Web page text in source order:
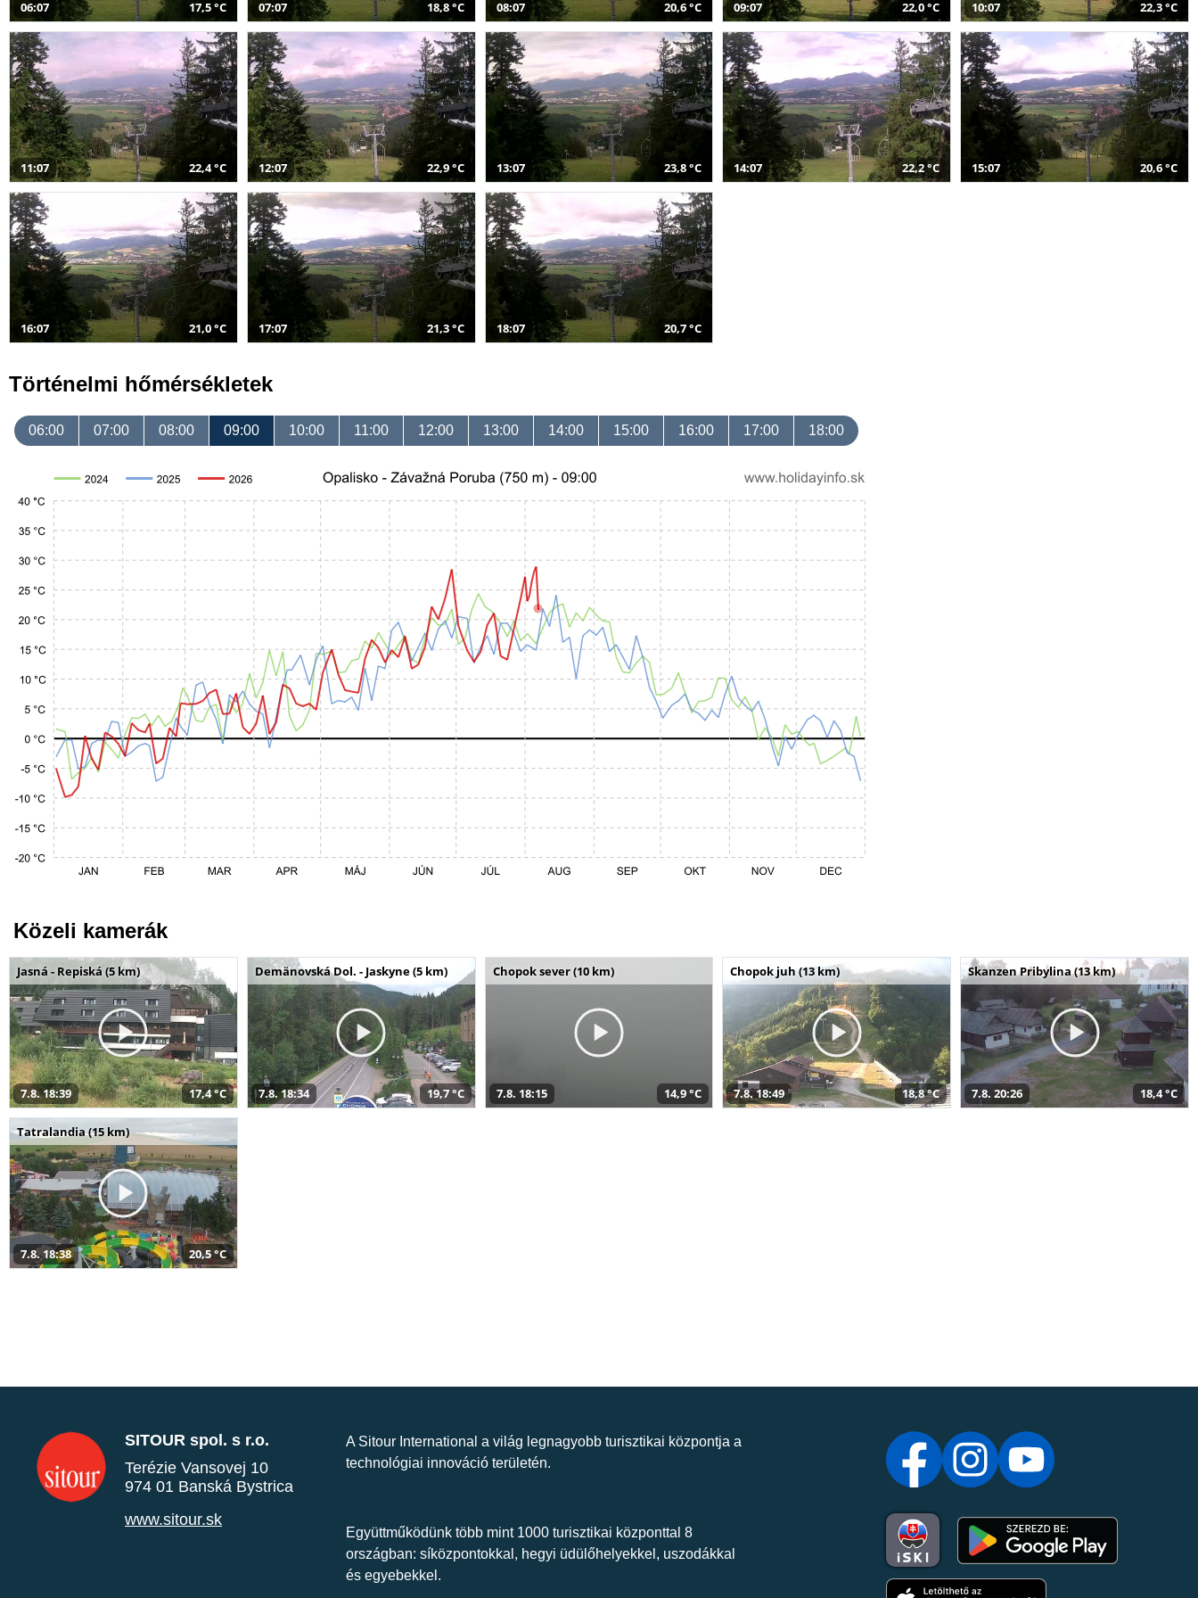
06:07 17,5 °C 07:07 18,8 °C 08:07 20,6 °C 09:07 22,0 °C 10:07 22,3 °C
11:07 22,4 °C 12:07 22,9 °C 13:07 23,8 °C 14:07 22,2 °C 15:07 20,6 °C
16:07 21,0 °C 17:07 21,3 °C 18:07 20,7 °C
Történelmi hőmérsékletek
06:00 07:00 08:00 09:00 10:00 11:00 12:00 13:00 14:00 15:00 16:00 17:00 18:00
Közeli kamerák
Jasná - Repiská (5 km)
7.8. 18:39 17,4 °C
Demänovská Dol. - Jaskyne (5 km)
7.8. 18:34 19,7 °C
Chopok sever (10 km)
7.8. 18:15 14,9 °C
Chopok juh (13 km)
7.8. 18:49 18,8 °C
Skanzen Pribylina (13 km)
7.8. 20:26 18,4 °C
Tatralandia (15 km)
7.8. 18:38 20,5 °C
SITOUR spol. s r.o.
Terézie Vansovej 10
974 01 Banská Bystrica
www.sitour.sk
A Sitour International a világ legnagyobb turisztikai központja a
technológiai innováció területén.
Együttműködünk több mint 1000 turisztikai központtal 8
országban: síközpontokkal, hegyi üdülőhelyekkel, uszodákkal
és egyebekkel.